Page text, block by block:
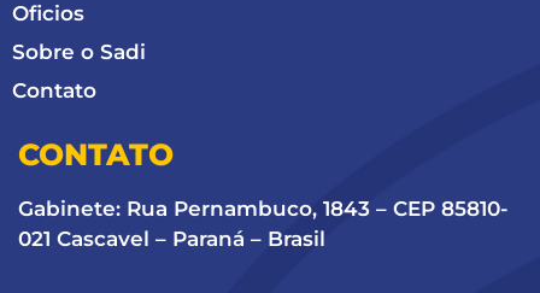
Oficios
Sobre o Sadi
Contato
CONTATO
Gabinete: Rua Pernambuco, 1843 – CEP 85810-
021 Cascavel – Paraná – Brasil